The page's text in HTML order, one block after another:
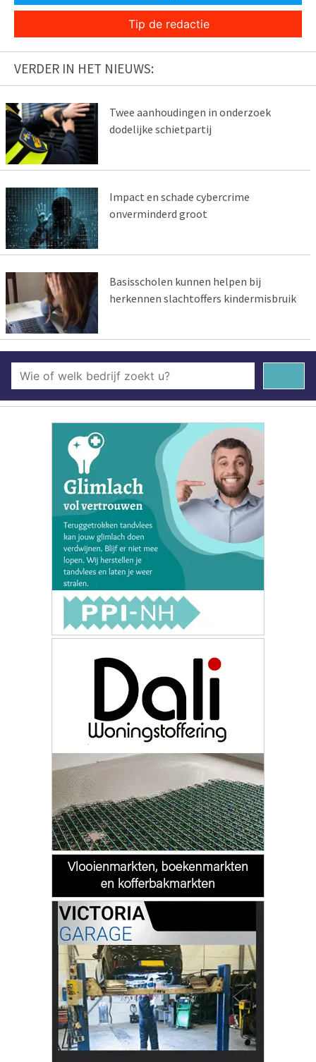
Tip de redactie
VERDER IN HET NIEUWS:
Twee aanhoudingen in onderzoek
dodelijke schietpartij
Impact en schade cybercrime
onverminderd groot
Basisscholen kunnen helpen bij
herkennen slachtoffers kindermisbruik